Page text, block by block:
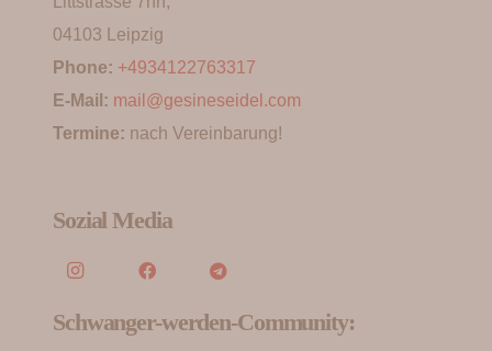
04103 Leipzig
Phone: +4934122763317
E-Mail: mail@gesineseidel.com
Termine: nach Vereinbarung!
Sozial Media
Schwanger-werden-Community: